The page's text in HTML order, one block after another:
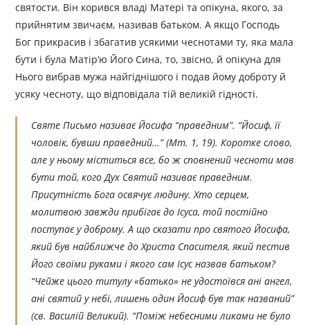
святости. Він корився владі Матері та опікуна, якого, за
прийнятим звичаєм, називав батьком. А якщо Господь
Бог прикрасив і збагатив усякими чеснотами ту, яка мала
бути і була Матір’ю Його Сина, то, звісно, й опікуна для
Нього вибрав мужа найгіднішого і подав йому доброту й
усяку чесноту, що відповідала тій великій гідності.
Святе Письмо називає Йосифа “праведним”. “Йосиф, її
чоловік, бувши праведний…” (Мт. 1, 19). Коротке слово,
але у ньому міститься все, бо ж сповнений чесноти мав
бути той, кого Дух Святий називає праведним.
Присутність Бога освячує людину. Хто серцем,
молитвою завжди прибігає до Ісуса, той постійно
поступає у доброму. А що сказати про святого Йосифа,
який був найближче до Христа Спасителя, який пестив
Його своїми руками і якого сам Ісус назвав батьком?
“Чейже цього титулу «батько» не удостоївся ані ангел,
ані святий у небі, лишень один Йосиф був так названий”
(св. Василій Великий). “Поміж небесними ликами не було